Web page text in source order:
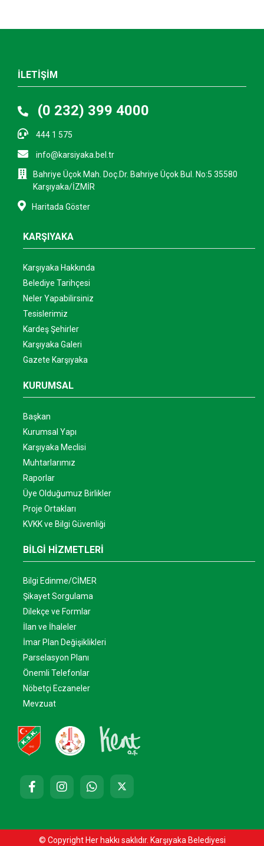
İLETİŞİM
(0 232) 399 4000
444 1 575
info@karsiyaka.bel.tr
Bahriye Üçok Mah. Doç.Dr. Bahriye Üçok Bul. No:5 35580
Karşıyaka/İZMİR
Haritada Göster
KARŞIYAKA
Karşıyaka Hakkında
Belediye Tarihçesi
Neler Yapabilirsiniz
Tesislerimiz
Kardeş Şehirler
Karşıyaka Galeri
Gazete Karşıyaka
KURUMSAL
Başkan
Kurumsal Yapı
Karşıyaka Meclisi
Muhtarlarımız
Raporlar
Üye Olduğumuz Birlikler
Proje Ortakları
KVKK ve Bilgi Güvenliği
BİLGİ HİZMETLERİ
Bilgi Edinme/CİMER
Şikayet Sorgulama
Dilekçe ve Formlar
İlan ve İhaleler
İmar Plan Değişiklikleri
Parselasyon Planı
Önemli Telefonlar
Nöbetçi Eczaneler
Mevzuat
© Copyright Her hakkı saklıdır. Karşıyaka Belediyesi